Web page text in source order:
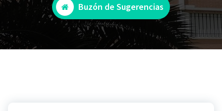
Buzón de Sugerencias